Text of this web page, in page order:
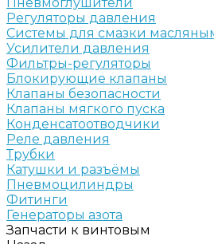
Регуляторы давления
Системы для смазки
Усилители давления
Фильтры-регуляторы
Блокирующие клапаны
Клапаны безопасности
Клапаны мягкого пуска
Конденсатоотводчики
Реле давления
Трубки
Катушки и разъёмы
Пневмоцилиндры
Фитинги
Генераторы азота
Запчасти к винтовым